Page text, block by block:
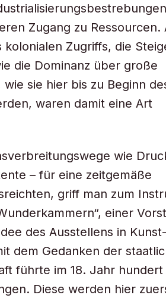
Zugang zu Ressourcen.
Zugriffs, die
die Dominanz über große
sie hier bis zu Beginn
waren damit eine Art
wie
– für eine zeitgemäße
griff man zum
einer
des Ausstellens in
dem Gedanken der
führte im 18. Jahr hundert
Diese werden hier